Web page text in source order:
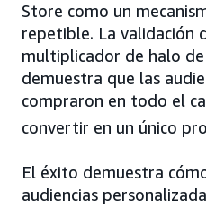
Store como un
repetible. La validación
multiplicador de halo
demuestra que las
compraron en todo el
convertir en un único
El éxito demuestra
audiencias